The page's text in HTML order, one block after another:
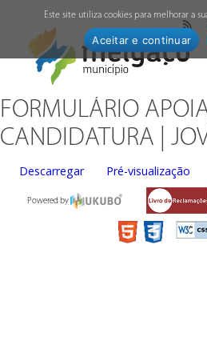
FORMULÁRIO
CANDIDATURA |
Descarregar Pré-visualização
Powered by
Este site utiliza cookies para melhorar a
Aceitar e continuar